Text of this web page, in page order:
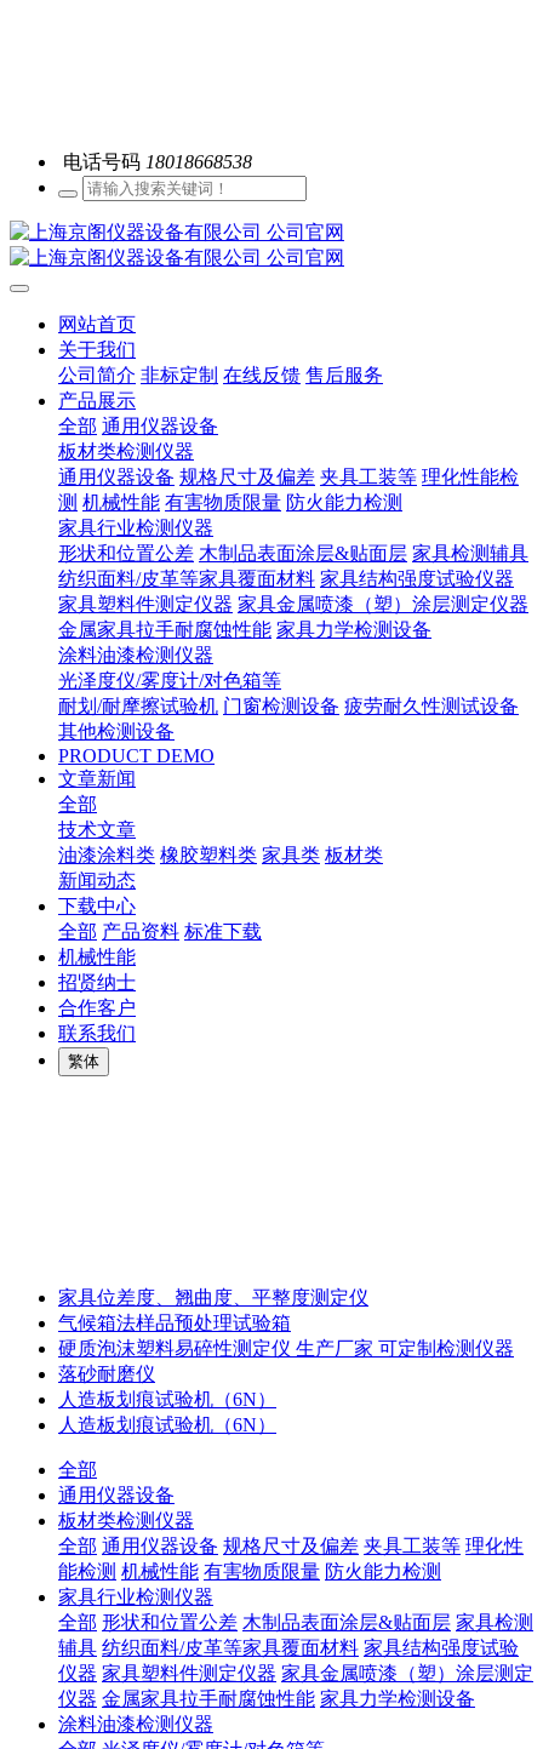
电话号码 18018668538
网站首页
关于我们
公司简介 非标定制 在线反馈 售后服务
产品展示
全部 通用仪器设备
板材类检测仪器
通用仪器设备 规格尺寸及偏差 夹具工装等 理化性能检
测 机械性能 有害物质限量 防火能力检测
家具行业检测仪器
形状和位置公差 木制品表面涂层&贴面层 家具检测辅具
纺织面料/皮革等家具覆面材料 家具结构强度试验仪器
家具塑料件测定仪器 家具金属喷漆（塑）涂层测定仪器
金属家具拉手耐腐蚀性能 家具力学检测设备
涂料油漆检测仪器
光泽度仪/雾度计/对色箱等
耐划/耐摩擦试验机 门窗检测设备 疲劳耐久性测试设备
其他检测设备
PRODUCT DEMO
文章新闻
全部
技术文章
油漆涂料类 橡胶塑料类 家具类 板材类
新闻动态
下载中心
全部 产品资料 标准下载
机械性能
招贤纳士
合作客户
联系我们
繁体
家具位差度、翘曲度、平整度测定仪
气候箱法样品预处理试验箱
硬质泡沫塑料易碎性测定仪 生产厂家 可定制检测仪器
落砂耐磨仪
人造板划痕试验机（6N）
人造板划痕试验机（6N）
全部
通用仪器设备
板材类检测仪器
全部 通用仪器设备 规格尺寸及偏差 夹具工装等 理化性
能检测 机械性能 有害物质限量 防火能力检测
家具行业检测仪器
全部 形状和位置公差 木制品表面涂层&贴面层 家具检测
辅具 纺织面料/皮革等家具覆面材料 家具结构强度试验
仪器 家具塑料件测定仪器 家具金属喷漆（塑）涂层测定
仪器 金属家具拉手耐腐蚀性能 家具力学检测设备
涂料油漆检测仪器